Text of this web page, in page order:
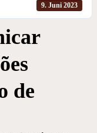
9. Juni 2023
de